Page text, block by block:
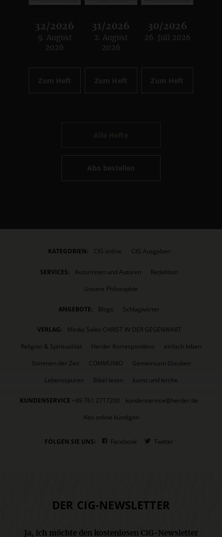
32/2026
:
9. August
2026
Zum Heft
31/2026
:
2. August
2026
Zum Heft
30/2026
:
26. Juli 2026
Zum Heft
Abo bestellen
KATEGORIEN: CIG online CIG Ausgaben
SERVICES: Autorinnen und Autoren
Redaktion
Unsere Philosophie
ANGEBOTE: Blogs Schlagwörter
VERLAG:
Media Sales CHRIST IN DER GEGENWART
Religion & Spiritualität
Herder Korrespondenz
einfach leben
Stimmen der Zeit
COMMUNIO
Gemeinsam Glauben
Lebensspuren
Bibel lesen kunst und kirche
KUNDENSERVICE +49 761 2717200
kundenservice@herder.de
Abo online kündigen
FOLGEN SIE UNS: Facebook Twitter
DER CIG-NEWSLETTER
Ja, ich möchte den kostenlosen CiG-Newsletter